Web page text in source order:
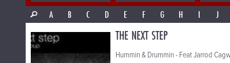
A
B C D E F G H I J
THE NEXT STEP
Hummin & Drummin - Feat Jarrod